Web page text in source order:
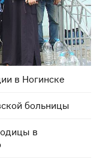
в Ногинске
больницы
в